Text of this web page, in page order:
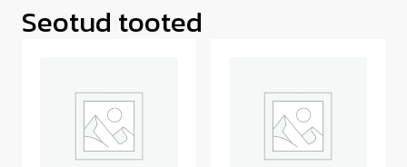
Seotud tooted